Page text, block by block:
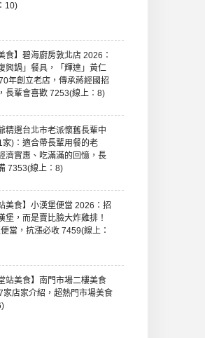
10)
食】碧海廚房敦北店 2026：
興鍋」餐具，「輝達」黃仁
年創立老店，傳承蔣經國招
長輩會喜歡 7253(線上：8)
精選台北市老派懷舊長輩中
)：適合帶長輩用餐的老
濟實惠、吃滿滿的回憶，長
7353(線上：8)
美食】小漢堡便當 2026：招
堡，而是賣比臉大炸雞排！
當，抗漲必收 7459(線上：
站美食】南門市場二樓美食
店家介紹，超熱門市場美食